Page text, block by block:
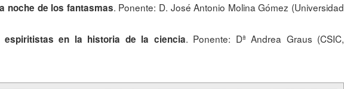
noche de los fantasmas. Ponente: D. José Antonio Molina Gómez (Universidad
espiritistas en la historia de la ciencia. Ponente: Dª Andrea Graus (CSIC,